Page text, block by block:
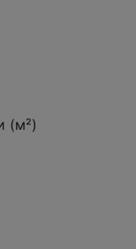
(м²)